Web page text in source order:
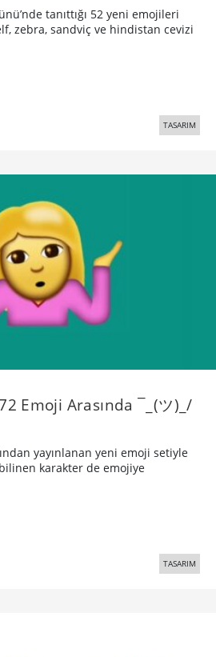
tanıttığı 52 yeni emojileri
zebra, sandviç ve hindistan cevizi
TASARIM
Emoji Arasında ¯_(ツ)_/
yayınlanan yeni emoji setiyle
karakter de emojiye
TASARIM